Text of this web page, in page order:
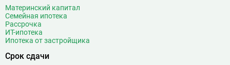
Материнский капитал
Семейная ипотека
Рассрочка
ИТ-ипотека
Ипотека от застройщика
Срок сдачи